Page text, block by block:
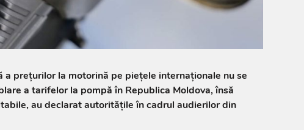
a prețurilor la motorină pe piețele internaționale nu se
a tarifelor la pompă în Republica Moldova, însă
au declarat autoritățile în cadrul audierilor din